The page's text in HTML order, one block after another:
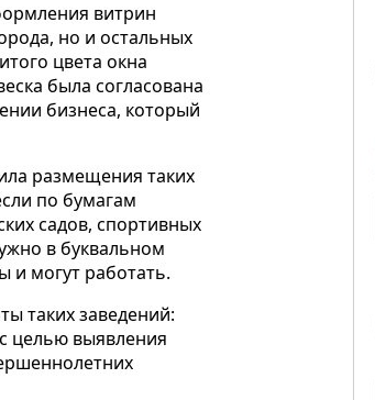
витрин
но и остальных
цвета окна
была согласована
бизнеса, который
размещения таких
по бумагам
садов, спортивных
в буквальном
и могут работать.
таких заведений:
целью выявления